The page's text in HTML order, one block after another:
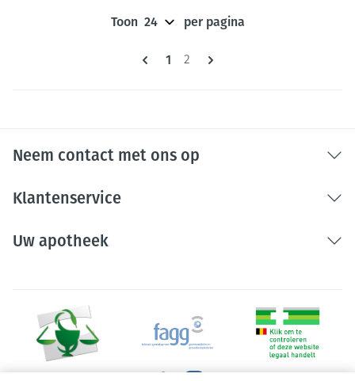
Pagina's
U lees momenteel pagina
1 Pagina
2
Toon per pagina
Neem contact met ons op
Klantenservice
Uw apotheek